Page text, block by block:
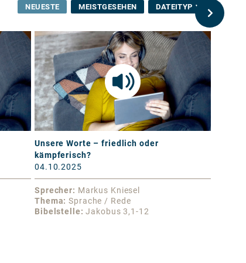
NEUESTE MEISTGESEHEN DATEITYP
Unsere Worte – friedlich oder
kämpferisch?
04.10.2025
Sprecher
Markus Kniesel
Thema
Sprache / Rede
Bibelstelle
Jakobus 3,1-12